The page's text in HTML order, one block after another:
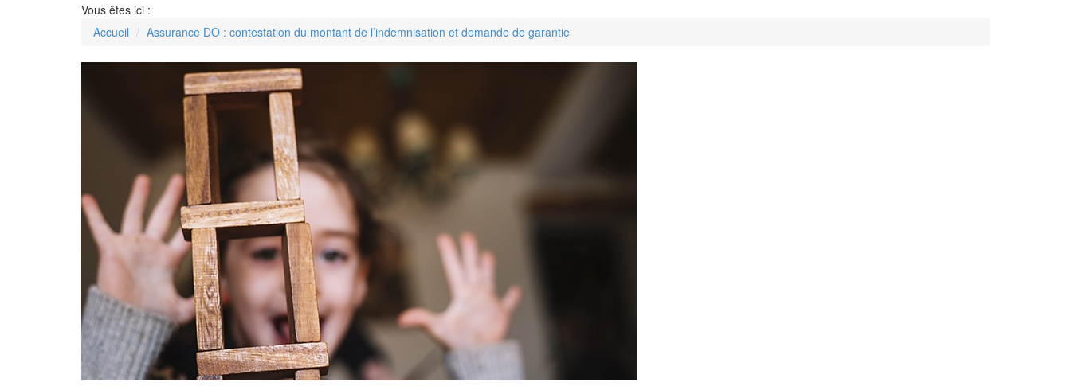
Vous êtes ici :
Accueil
Assurance DO : contestation du montant de l’indemnisation et demande de garantie